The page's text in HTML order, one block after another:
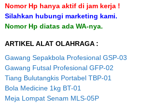
Nomor Hp hanya aktif di jam kerja !
Silahkan hubungi marketing kami.
Nomor Hp diatas ada WA-nya.
ARTIKEL ALAT OLAHRAGA :
Gawang Sepakbola Profesional GSP-03
Gawang Futsal Profesional GFP-02
Tiang Bulutangkis Portabel TBP-01
Bola Medicine 1kg BT-01
Meja Lompat Senam MLS-05P